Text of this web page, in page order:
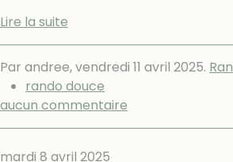
Lire la suite
Par andree,vendredi 11 avril 2025.
rando douce
aucun commentaire
mardi 8 avril 2025